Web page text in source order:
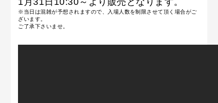
※当日は混雑が予想されますので、入場人数を制限させて頂く場合がご
ざいます。
ご了承下さいませ。